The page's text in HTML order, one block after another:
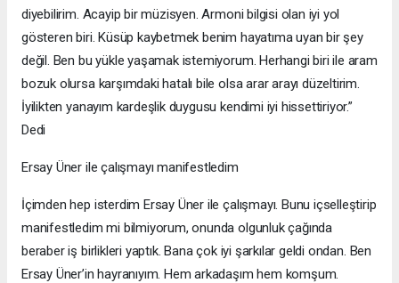
diyebilirim. Acayip bir müzisyen. Armoni bilgisi olan iyi yol
gösteren biri. Küsüp kaybetmek benim hayatıma uyan bir şey
değil. Ben bu yükle yaşamak istemiyorum. Herhangi biri ile aram
bozuk olursa karşımdaki hatalı bile olsa arar arayı düzeltirim.
İyilikten yanayım kardeşlik duygusu kendimi iyi hissettiriyor.”
Dedi
Ersay Üner ile çalışmayı manifestledim
İçimden hep isterdim Ersay Üner ile çalışmayı. Bunu içselleştirip
manifestledim mi bilmiyorum, onunda olgunluk çağında
beraber iş birlikleri yaptık. Bana çok iyi şarkılar geldi ondan. Ben
Ersay Üner’in hayranıyım. Hem arkadaşım hem komşum.